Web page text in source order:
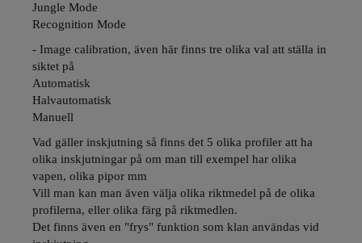
Jungle Mode
Recognition Mode
- Image calibration, även här finns tre olika val att ställa in
siktet på
Automatisk
Halvautomatisk
Manuell
Vad gäller inskjutning så finns det 5 olika profiler att ha
olika inskjutningar på om man till exempel har olika
vapen, olika pipor mm
Vill man kan man även välja olika riktmedel på de olika
profilerna, eller olika färg på riktmedlen.
Det finns även en "frys" funktion som klan användas vid